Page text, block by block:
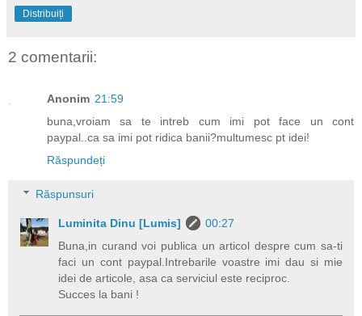
Distribuiți
2 comentarii:
Anonim 21:59
buna,vroiam sa te intreb cum imi pot face un cont
paypal..ca sa imi pot ridica banii?multumesc pt idei!
Răspundeți
Răspunsuri
Luminita Dinu [Lumis]
00:27
Buna,in curand voi publica un articol despre cum sa-ti
faci un cont paypal.Intrebarile voastre imi dau si mie
idei de articole, asa ca serviciul este reciproc.
Succes la bani !